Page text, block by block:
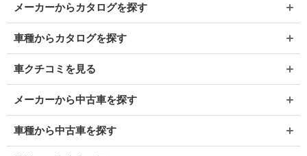
メーカーからカタログを探す
車種からカタログを探す
車クチコミを見る
メーカーから中古車を探す
車種から中古車を探す